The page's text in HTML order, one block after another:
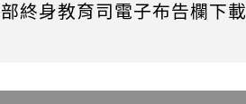
部終身教育司電子布告欄下